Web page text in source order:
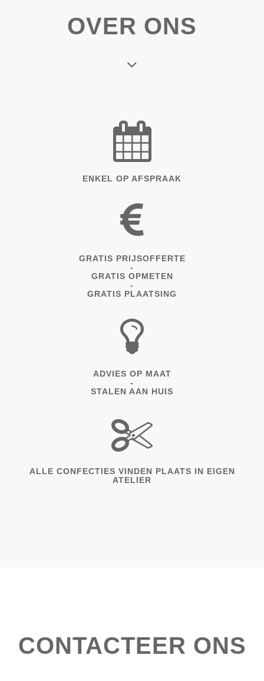
OVER ONS
ENKEL OP AFSPRAAK
GRATIS PRIJSOFFERTE
-
GRATIS OPMETEN
-
GRATIS PLAATSING
ADVIES OP MAAT
-
STALEN AAN HUIS
ALLE CONFECTIES VINDEN PLAATS IN EIGEN
ATELIER
CONTACTEER ONS